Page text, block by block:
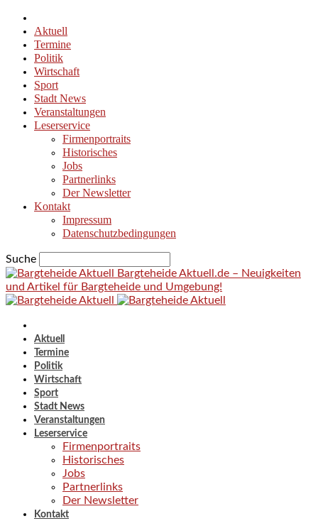
Aktuell
Termine
Politik
Wirtschaft
Sport
Stadt News
Veranstaltungen
Leserservice
Firmenportraits
Historisches
Jobs
Partnerlinks
Der Newsletter
Kontakt
Impressum
Datenschutzbedingungen
Suche
Bargteheide Aktuell.de – Neuigkeiten
und Artikel für Bargteheide und Umgebung!
Aktuell
Termine
Politik
Wirtschaft
Sport
Stadt News
Veranstaltungen
Leserservice
Firmenportraits
Historisches
Jobs
Partnerlinks
Der Newsletter
Kontakt